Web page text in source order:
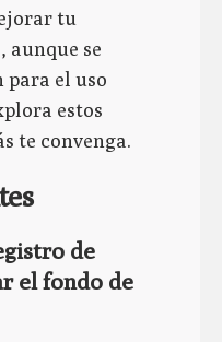
tu
aunque se
el uso
estos
te convenga.
de
el fondo de